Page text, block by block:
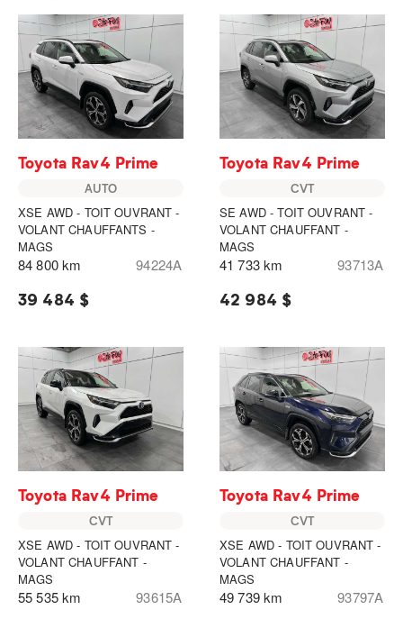
Toyota Rav4 Prime
AUTO
XSE AWD - TOIT OUVRANT -
VOLANT CHAUFFANTS -
MAGS
84 800 km 94224A
39 484 $
Toyota Rav4 Prime
CVT
SE AWD - TOIT OUVRANT -
VOLANT CHAUFFANT -
MAGS
41 733 km 93713A
42 984 $
Toyota Rav4 Prime
CVT
XSE AWD - TOIT OUVRANT -
VOLANT CHAUFFANT -
MAGS
55 535 km 93615A
Toyota Rav4 Prime
CVT
XSE AWD - TOIT OUVRANT -
VOLANT CHAUFFANT -
MAGS
49 739 km 93797A